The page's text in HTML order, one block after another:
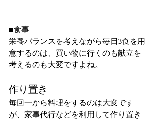
■食事
栄養バランスを考えながら毎日3食を用
意するのは、買い物に行くのも献立を
考えるのも大変ですよね。
作り置き
毎回一から料理をするのは大変です
が、家事代行などを利用して作り置き